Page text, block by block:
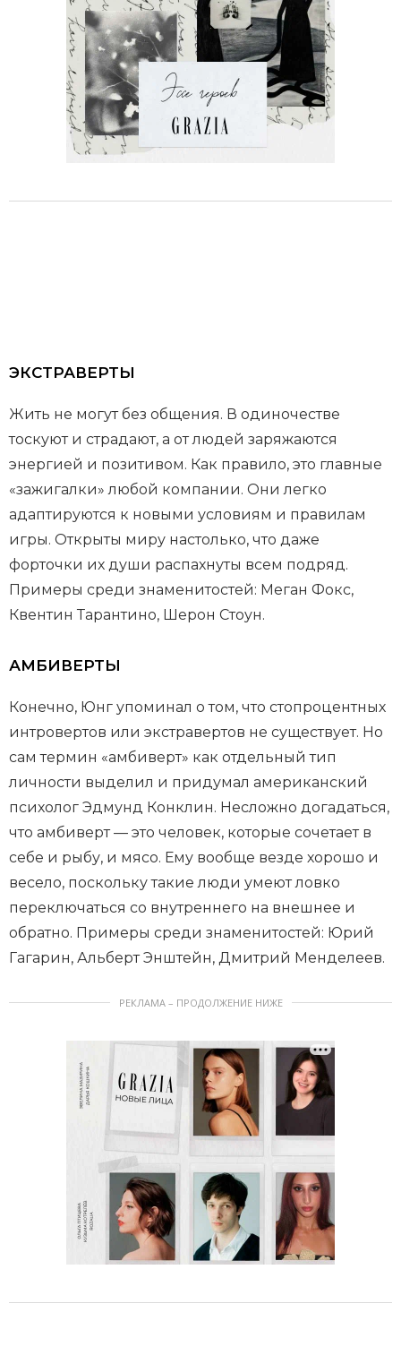
ЭКСТРАВЕРТЫ
Жить не могут без общения. В одиночестве
тоскуют и страдают, а от людей заряжаются
энергией и позитивом. Как правило, это главные
«зажигалки» любой компании. Они легко
адаптируются к новыми условиям и правилам
игры. Открыты миру настолько, что даже
форточки их души распахнуты всем подряд.
Примеры среди знаменитостей: Меган Фокс,
Квентин Тарантино, Шерон Стоун.
АМБИВЕРТЫ
Конечно, Юнг упоминал о том, что стопроцентных
интровертов или экстравертов не существует. Но
сам термин «амбиверт» как отдельный тип
личности выделил и придумал американский
психолог Эдмунд Конклин. Несложно догадаться,
что амбиверт — это человек, которые сочетает в
себе и рыбу, и мясо. Ему вообще везде хорошо и
весело, поскольку такие люди умеют ловко
переключаться со внутреннего на внешнее и
обратно. Примеры среди знаменитостей: Юрий
Гагарин, Альберт Энштейн, Дмитрий Менделеев.
РЕКЛАМА – ПРОДОЛЖЕНИЕ НИЖЕ